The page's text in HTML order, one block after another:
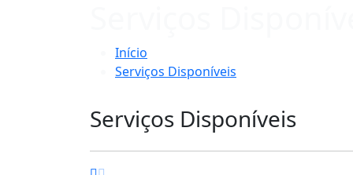
Início
Serviços Disponíveis
Serviços Disponíveis